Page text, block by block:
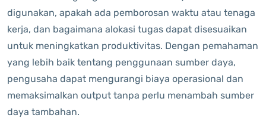
digunakan, apakah ada pemborosan waktu atau tenaga
kerja, dan bagaimana alokasi tugas dapat disesuaikan
untuk meningkatkan produktivitas. Dengan pemahaman
yang lebih baik tentang penggunaan sumber daya,
pengusaha dapat mengurangi biaya operasional dan
memaksimalkan output tanpa perlu menambah sumber
daya tambahan.